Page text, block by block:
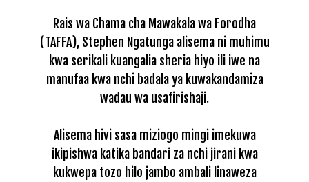
Rais wa Chama cha Mawakala wa Forodha
(TAFFA), Stephen Ngatunga alisema ni muhimu
kwa serikali kuangalia sheria hiyo ili iwe na
manufaa kwa nchi badala ya kuwakandamiza
wadau wa usafirishaji.
Alisema hivi sasa miziogo mingi imekuwa
ikipishwa katika bandari za nchi jirani kwa
kukwepa tozo hilo jambo ambali linaweza